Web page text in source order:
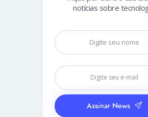
notícias sobre
Assinar News